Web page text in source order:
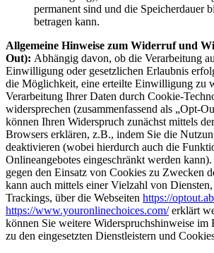
permanent sind und die Speicherdauer
betragen kann.
Allgemeine Hinweise zum Widerruf und
Out): Abhängig davon, ob die Verarbeitung
Einwilligung oder gesetzlichen Erlaubnis
die Möglichkeit, eine erteilte Einwilligung zu
Verarbeitung Ihrer Daten durch Cookie-
widersprechen (zusammenfassend als „Opt-
können Ihren Widerspruch zunächst mittels
Browsers erklären, z.B., indem Sie die
deaktivieren (wobei hierdurch auch die
Onlineangebotes eingeschränkt werden
gegen den Einsatz von Cookies zu Zwecken
kann auch mittels einer Vielzahl von
Trackings, über die Webseiten https://
https://www.youronlinechoices.com/erklärt
können Sie weitere Widerspruchshinweise im
zu den eingesetzten Dienstleistern und